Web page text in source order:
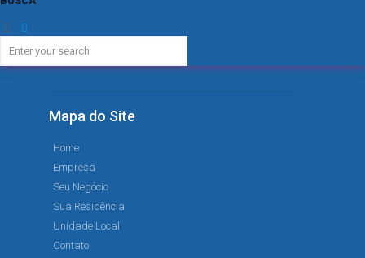
Mapa do Site
Home
Empresa
Seu Negócio
Sua Residência
Unidade Local
Contato